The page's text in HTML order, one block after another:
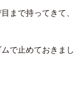
まで持ってきて、
で止めておきまし